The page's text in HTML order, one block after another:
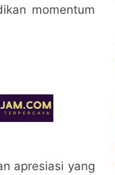
momentum
apresiasi yang